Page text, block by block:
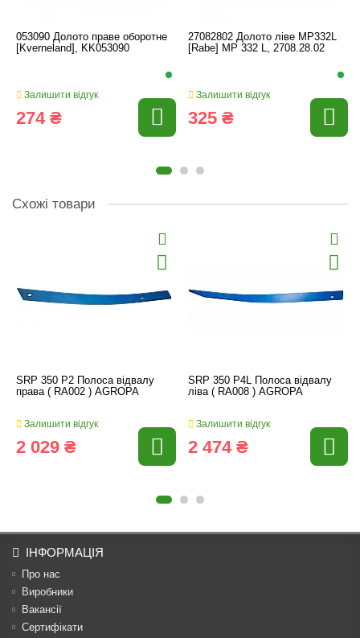
053090 Долото праве оборотне
[Kverneland], KK053090
Залишити відгук
274 ₴
27082802 Долото ліве MP332L
[Rabe] MP 332 L, 2708.28.02
Залишити відгук
325 ₴
Схожі товари
SRP 350 P2 Полоса відвалу
права ( RA002 ) AGROPA
Залишити відгук
2 029 ₴
SRP 350 P4L Полоса відвалу
ліва ( RA008 ) AGROPA
Залишити відгук
2 474 ₴
ІНФОРМАЦІЯ
Про нас
Виробники
Вакансії
Сертифікати